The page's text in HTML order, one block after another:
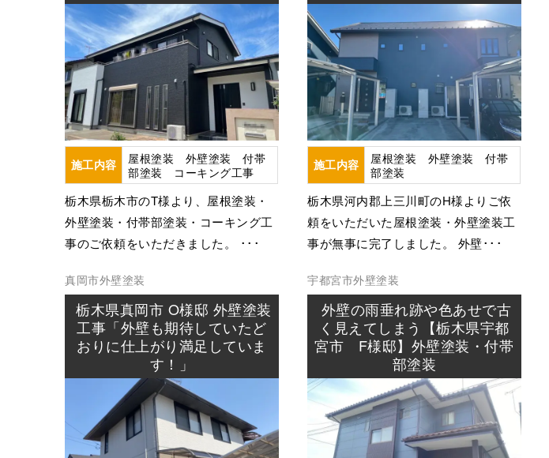
施工内容
屋根塗装 外壁塗装 付帯
部塗装 コーキング工事
栃木県栃木市のT様より、屋根塗装・
外壁塗装・付帯部塗装・コーキング工
事のご依頼をいただきました。 ･･･
施工内容
屋根塗装 外壁塗装 付帯
部塗装
栃木県河内郡上三川町のH様よりご依
頼をいただいた屋根塗装・外壁塗装工
事が無事に完了しました。 外壁･･･
真岡市外壁塗装
栃木県真岡市 O様邸 外壁塗装
工事「外壁も期待していたど
おりに仕上がり満足していま
す！」
宇都宮市外壁塗装
外壁の雨垂れ跡や色あせで古
く見えてしまう【栃木県宇都
宮市 F様邸】外壁塗装・付帯
部塗装